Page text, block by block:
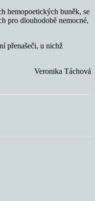
hemopoetických buněk, se
pro dlouhodobě nemocné,
přenašeči, u nichž
Veronika Táchová